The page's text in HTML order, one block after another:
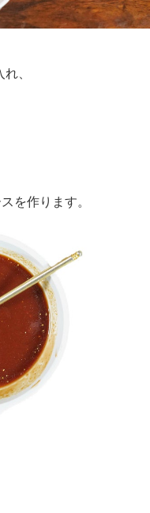
、
を作ります。